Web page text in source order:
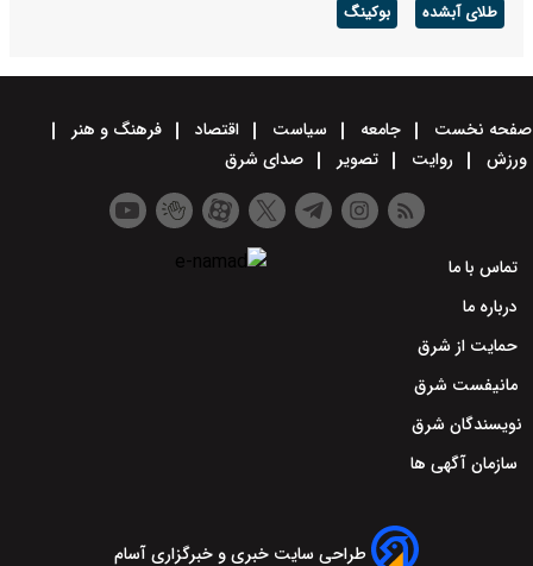
طلای آبشده بوکینگ
صفحه نخست جامعه سیاست اقتصاد
فرهنگ و هنر
ورزش
روایت تصویر صدای شرق
تماس با ما
درباره ما
حمایت از شرق
مانیفست شرق
نویسندگان شرق
سازمان آگهی ها
طراحی سایت خبری و خبرگزاری آسام